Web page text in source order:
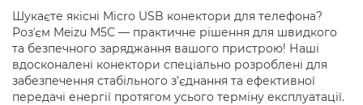
Шукаєте якісні Micro USB конектори для телефона?
Розʼєм Meizu M5C — практичне рішення для швидкого
та безпечного заряджання вашого пристрою! Наші
вдосконалені конектори спеціально розроблені для
забезпечення стабільного з’єднання та ефективної
передачі енергії протягом усього терміну експлуатації.